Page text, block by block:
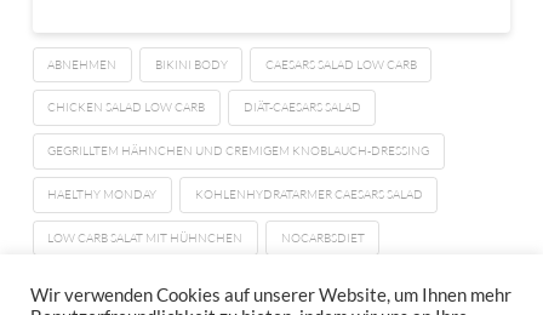
ABNEHMEN BIKINI BODY CAESARS SALAD LOW CARB
CHICKEN SALAD LOW CARB DIÄT-CAESARS SALAD
GEGRILLTEM HÄHNCHEN UND CREMIGEM KNOBLAUCH-DRESSING
HAELTHY MONDAY KOHLENHYDRATARMER CAESARS SALAD
LOW CARB SALAT MIT HÜHNCHEN NOCARBSDIET
Wir verwenden Cookies auf unserer Website, um Ihnen mehr